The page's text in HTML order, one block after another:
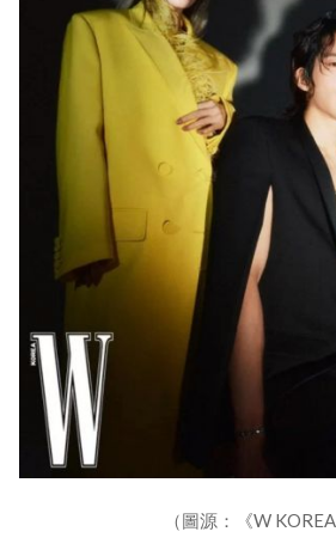
（圖源：《W KOREA